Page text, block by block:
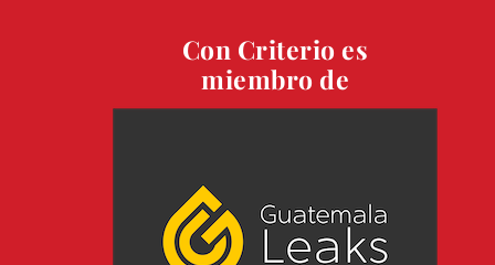
Con Criterio es
miembro de